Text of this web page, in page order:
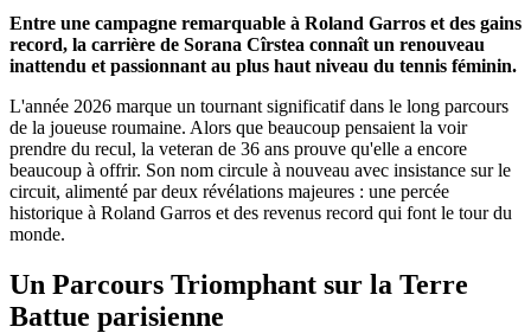
Entre une campagne remarquable à Roland Garros et des gains
record, la carrière de Sorana Cîrstea connaît un renouveau
inattendu et passionnant au plus haut niveau du tennis féminin.
L'année 2026 marque un tournant significatif dans le long parcours
de la joueuse roumaine. Alors que beaucoup pensaient la voir
prendre du recul, la veteran de 36 ans prouve qu'elle a encore
beaucoup à offrir. Son nom circule à nouveau avec insistance sur le
circuit, alimenté par deux révélations majeures : une percée
historique à Roland Garros et des revenus record qui font le tour du
monde.
Un Parcours Triomphant sur la Terre
Battue parisienne